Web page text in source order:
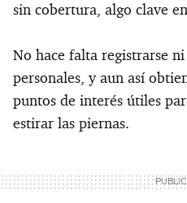
sin cobertura, algo clave
No hace falta registrarse
personales, y aun así
puntos de interés útiles
estirar las piernas.